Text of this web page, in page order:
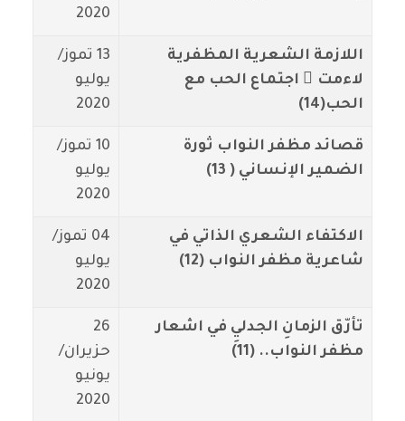
2020
اللازمة الشعرية المظفرية
لاءمت ْ اجتماع الحب مع
الحب(14)
13 تموز/
يوليو
2020
قصائد مظفر النواب ثورة
الضمير الإنساني ( 13)
10 تموز/
يوليو
2020
الاكتفاء الشعري الذاتي في
شاعرية مظفر النواب (12)
04 تموز/
يوليو
2020
تأرّق الزمانِ الجدليِ في اشعار
مظفر النواب.. (11)
26
حزيران/
يونيو
2020